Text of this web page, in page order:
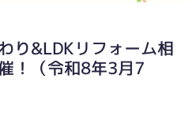
り&LDKリフォーム相
！（令和8年3月7